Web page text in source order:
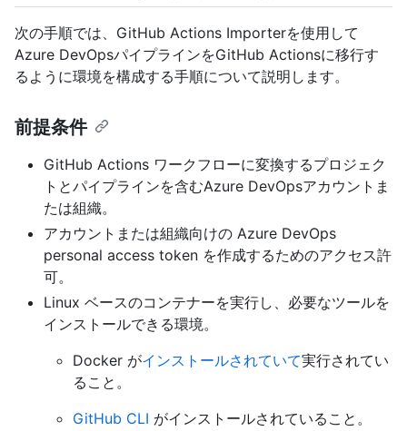
次の手順では、GitHub Actions Importerを使用して
Azure DevOpsパイプラインをGitHub Actionsに移行す
るように環境を構成する手順について説明します。
前提条件
GitHub Actions ワークフローに変換するプロジェク
トとパイプラインを含むAzure DevOpsアカウントま
たは組織。
アカウントまたは組織向けの Azure DevOps
personal access token を作成するためのアクセス許
可。
Linux ベースのコンテナーを実行し、必要なツールを
インストールできる環境。
Docker がインストールされていて実行されてい
ること。
GitHub CLI がインストールされていること。